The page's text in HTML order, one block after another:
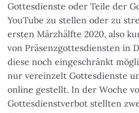
Gottesdienste oder Teile der
YouTube zu stellen oder zu
ersten Märzhälfte 2020, also
von Präsenzgottesdiensten in
diese noch eingeschränkt
nur vereinzelt Gottesdienste
online gestellt. In der Woche
Gottesdienstverbot stellten